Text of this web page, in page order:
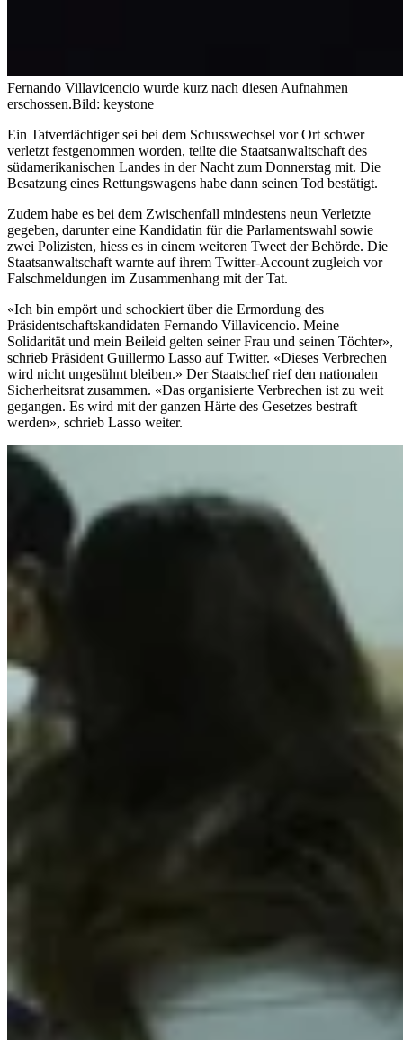
Fernando Villavicencio wurde kurz nach diesen Aufnahmen
erschossen.Bild: keystone
Ein Tatverdächtiger sei bei dem Schusswechsel vor Ort schwer
verletzt festgenommen worden, teilte die Staatsanwaltschaft des
südamerikanischen Landes in der Nacht zum Donnerstag mit. Die
Besatzung eines Rettungswagens habe dann seinen Tod bestätigt.
Zudem habe es bei dem Zwischenfall mindestens neun Verletzte
gegeben, darunter eine Kandidatin für die Parlamentswahl sowie
zwei Polizisten, hiess es in einem weiteren Tweet der Behörde. Die
Staatsanwaltschaft warnte auf ihrem Twitter-Account zugleich vor
Falschmeldungen im Zusammenhang mit der Tat.
«Ich bin empört und schockiert über die Ermordung des
Präsidentschaftskandidaten Fernando Villavicencio. Meine
Solidarität und mein Beileid gelten seiner Frau und seinen Töchter»,
schrieb Präsident Guillermo Lasso auf Twitter. «Dieses Verbrechen
wird nicht ungesühnt bleiben.» Der Staatschef rief den nationalen
Sicherheitsrat zusammen. «Das organisierte Verbrechen ist zu weit
gegangen. Es wird mit der ganzen Härte des Gesetzes bestraft
werden», schrieb Lasso weiter.